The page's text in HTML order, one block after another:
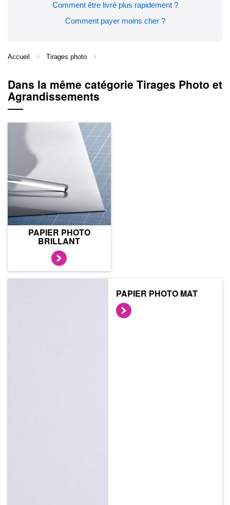
Comment être livré plus rapidement ?
Comment payer moins cher ?
Accueil Tirages photo
Dans la même catégorie Tirages Photo et
Agrandissements
PAPIER PHOTO
BRILLANT
PAPIER PHOTO MAT